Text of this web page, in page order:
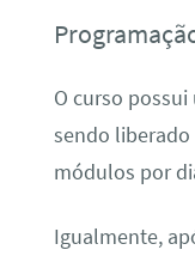
O curso possui
sendo
módulos por
Igualmente,